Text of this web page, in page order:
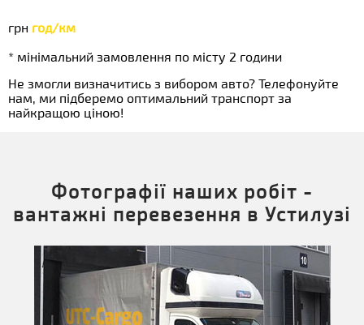
грн год/км
* мінімальний замовлення по місту 2 години
Не змогли визначитись з вибором авто? Телефонуйте
нам, ми підберемо оптимальний транспорт за
найкращою ціною!
Фотографії наших робіт -
вантажні перевезення в Устилузі